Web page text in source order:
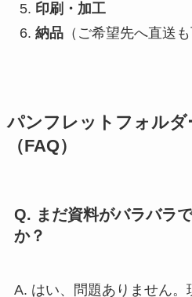
印刷・加工
納品（ご希望先へ直送も
パンフレットフォルダ
（FAQ）
Q. まだ資料がバラバラ
か？
A. はい、問題ありません